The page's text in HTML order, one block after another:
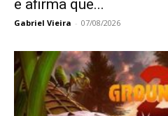
e afirma que...
Gabriel Vieira - 07/08/2026